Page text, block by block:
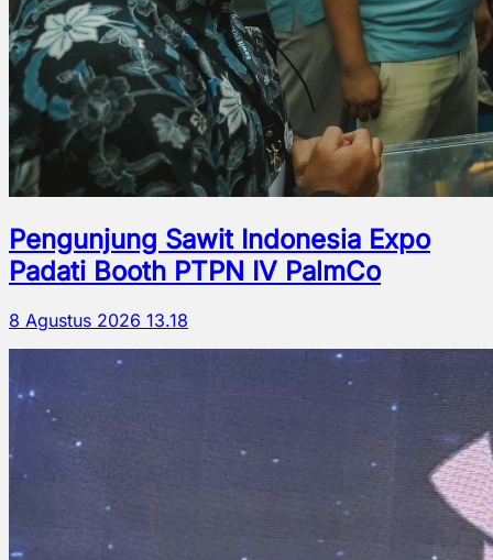
Pengunjung Sawit Indonesia Expo
Padati Booth PTPN IV PalmCo
8 Agustus 2026 13.18